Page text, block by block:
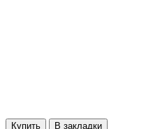
Купить В закладки